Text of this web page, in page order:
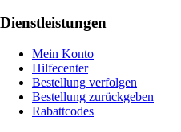
Dienstleistungen
Mein Konto
Hilfecenter
Bestellung verfolgen
Bestellung zurückgeben
Rabattcodes